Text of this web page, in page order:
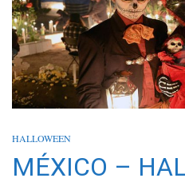
HALLOWEEN
MÉXICO –